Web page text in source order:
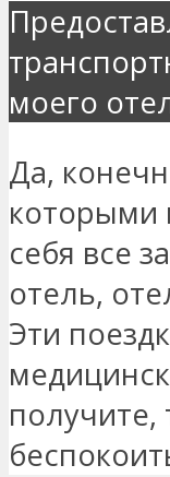
моего
Да,
которыми
себя все
отель,
Эти
получите,